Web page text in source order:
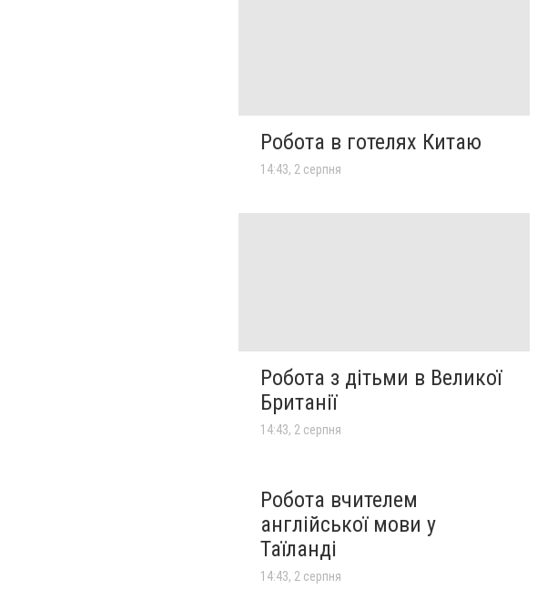
Робота в готелях Китаю
14:43, 2 серпня
Робота з дітьми в Великої
Британії
14:43, 2 серпня
Робота вчителем
англійської мови у
Таїланді
14:43, 2 серпня